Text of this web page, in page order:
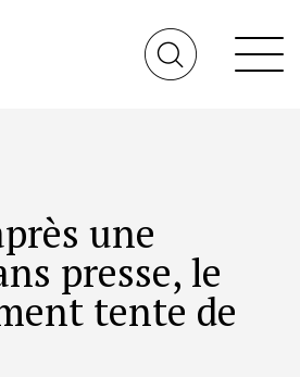
une
presse, le
tente de